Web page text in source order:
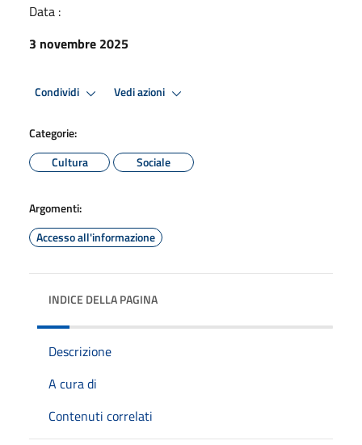
Data :
3 novembre 2025
Condividi Vedi azioni
Categorie:
Cultura
Sociale
Argomenti:
Accesso all'informazione
INDICE DELLA PAGINA
Descrizione
A cura di
Contenuti correlati